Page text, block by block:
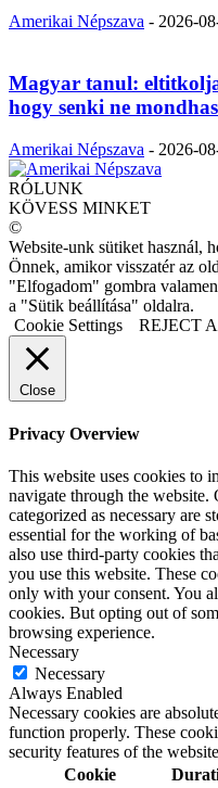
Amerikai Népszava - 2026-
Magyar tanul:
hogy senki ne
Amerikai Népszava - 2026-
RÓLUNK
KÖVESS MINKET
©
Website-unk sütiket használ,
Önnek, amikor visszatér az
"Elfogadom" gombra
a "Sütik beállítása" oldalra.
Cookie Settings
REJECT
Close
Privacy Overview
This website uses cookies to
navigate through the website.
categorized as necessary are
essential for the working of
also use third-party cookies
you use this website. These
only with your consent. You
cookies. But opting out of
browsing experience.
Necessary
Necessary
Always Enabled
Necessary cookies are
function properly. These
security features of the
Cookie